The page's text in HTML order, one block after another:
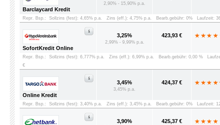
Barclaycard Kredit
2,90% - 15,90% p.a.
Repr. Bsp.: Sollzins (fest): 4,65% p.a. Zins (eff.): 4,75% p.a. Bearb.gebühr: 0% Laufzeit:
SofortKredit Online
3,25%
2,99% - 9,99% p.a.
423,93 €
Repr. Bsp.: Sollzins (fest): 6,777% p.a. Zins (eff.): 6,99% p.a. Bearb.gebühr: 0,00 %
€
Online Kredit
3,45%
3,45% p.a.
424,37 €
Repr. Bsp.: Sollzins (fest): 3,40% p.a. Zins (eff.): 3,45% p.a. Bearb.gebühr: 0% Laufzeit:
3,90% 425,37 €